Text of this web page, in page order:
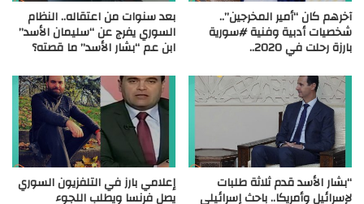
آخرهم كان “أمير المخرجين”..
شخصيات أدبية وفنية #سورية
بارزة رحلت في 2020..
بعد سنوات من اعتقاله.. النظام
السوري يفرج عن “سليمان الأسد”
ابن عم “بشار الأسد” ما قصته؟
“بشار الأسد قدم ثلاثة طلبات
لإسرائيل وأمريكا.. باحث إسرائيلي
إعلامي بارز في التلفزيون السوري
يصل فرنسا ويطلب اللجوء